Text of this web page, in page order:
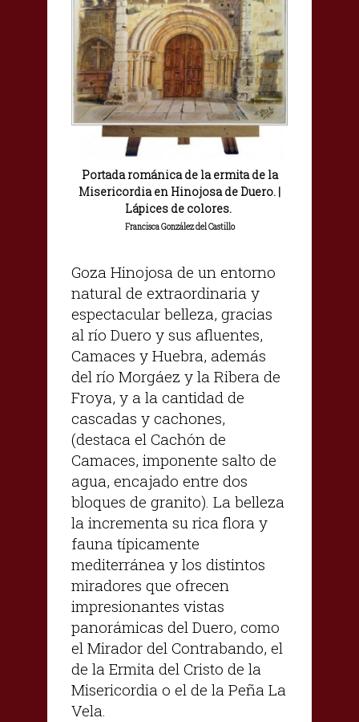
Portada románica de la ermita de la
Misericordia en Hinojosa de Duero. |
Lápices de colores.
Francisca González del Castillo
Goza Hinojosa de un entorno
natural de extraordinaria y
espectacular belleza, gracias
al río Duero y sus afluentes,
Camaces y Huebra, además
del río Morgáez y la Ribera de
Froya, y a la cantidad de
cascadas y cachones,
(destaca el Cachón de
Camaces, imponente salto de
agua, encajado entre dos
bloques de granito). La belleza
la incrementa su rica flora y
fauna típicamente
mediterránea y los distintos
miradores que ofrecen
impresionantes vistas
panorámicas del Duero, como
el Mirador del Contrabando, el
de la Ermita del Cristo de la
Misericordia o el de la Peña La
Vela.